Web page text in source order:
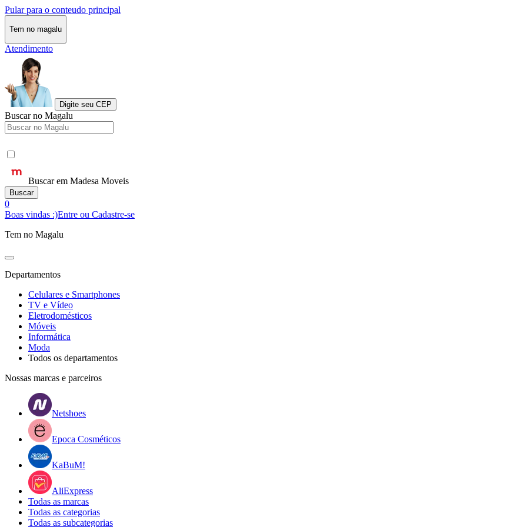
Pular para o conteudo principal
Tem no magalu
Atendimento
Digite seu CEP
Buscar no Magalu
Buscar em Madesa Moveis
Buscar
0
Boas vindas :)Entre ou Cadastre-se
Tem no Magalu
Departamentos
Celulares e Smartphones
TV e Vídeo
Eletrodomésticos
Móveis
Informática
Moda
Todos os departamentos
Nossas marcas e parceiros
Netshoes
Epoca Cosméticos
KaBuM!
AliExpress
Todas as marcas
Todas as categorias
Todas as subcategorias